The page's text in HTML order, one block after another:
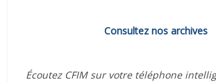
Consultez nos archives
Écoutez CFIM sur votre téléphone